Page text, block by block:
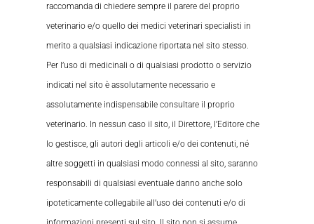
raccomanda di chiedere sempre il parere del proprio
veterinario e/o quello dei medici veterinari specialisti in
merito a qualsiasi indicazione riportata nel sito stesso.
Per l’uso di medicinali o di qualsiasi prodotto o servizio
indicati nel sito è assolutamente necessario e
assolutamente indispensabile consultare il proprio
veterinario. In nessun caso il sito, il Direttore, l’Editore che
lo gestisce, gli autori degli articoli e/o dei contenuti, né
altre soggetti in qualsiasi modo connessi al sito, saranno
responsabili di qualsiasi eventuale danno anche solo
ipoteticamente collegabile all’uso dei contenuti e/o di